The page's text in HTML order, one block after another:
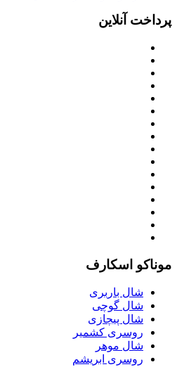
پرداخت آنلاین
موناکو اسکارف
شال باربری
شال گوچی
شال پیچازی
روسری کشمیر
شال موهر
روسری ابریشم